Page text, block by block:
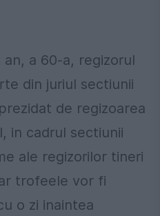
a 60-a, regizorul
din juriul sectiunii
de regizoarea
in cadrul sectiunii
ale regizorilor tineri
trofeele vor fi
o zi inaintea